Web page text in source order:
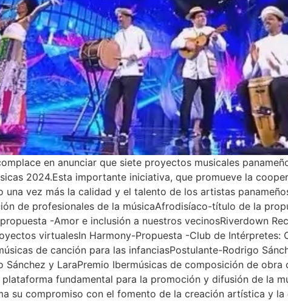
en anunciar que siete proyectos musicales
2024.Esta importante iniciativa, que promueve la
una vez más la calidad y el talento de los artistas
de profesionales de la músicaAfrodisíaco-título de la
-Amor e inclusión a nuestros vecinosRiverdown
virtualesIn Harmony-Propuesta -Club de
de canción para las infanciasPostulante-Rodrigo
y LaraPremio Ibermúsicas de composición de
plataforma fundamental para la promoción y difusión de la
su compromiso con el fomento de la creación artística y